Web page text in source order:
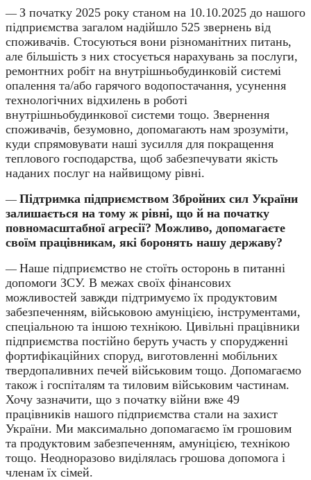
— З початку 2025 року станом на 10.10.2025 до нашого
підприємства загалом надійшло 525 звернень від
споживачів. Стосуються вони різноманітних питань,
але більшість з них стосується нарахувань за послуги,
ремонтних робіт на внутрішньобудинковій системі
опалення та/або гарячого водопостачання, усунення
технологічних відхилень в роботі
внутрішньобудинкової системи тощо. Звернення
споживачів, безумовно, допомагають нам зрозуміти,
куди спрямовувати наші зусилля для покращення
теплового господарства, щоб забезпечувати якість
наданих послуг на найвищому рівні.
— Підтримка підприємством Збройних сил України
залишається на тому ж рівні, що й на початку
повномасштабної агресії? Можливо, допомагаєте
своїм працівникам, які боронять нашу державу?
— Наше підприємство не стоїть осторонь в питанні
допомоги ЗСУ. В межах своїх фінансових
можливостей завжди підтримуємо їх продуктовим
забезпеченням, військовою амуніцією, інструментами,
спеціальною та іншою технікою. Цивільні працівники
підприємства постійно беруть участь у спорудженні
фортифікаційних споруд, виготовленні мобільних
твердопаливних печей військовим тощо. Допомагаємо
також і госпіталям та тиловим військовим частинам.
Хочу зазначити, що з початку війни вже 49
працівників нашого підприємства стали на захист
України. Ми максимально допомагаємо їм грошовим
та продуктовим забезпеченням, амуніцією, технікою
тощо. Неодноразово виділялась грошова допомога і
членам їх сімей.